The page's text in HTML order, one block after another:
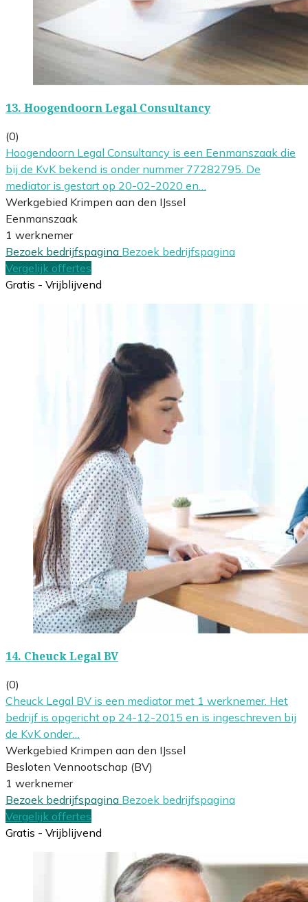
13. Hoogendoorn Legal Consultancy
(0)
Hoogendoorn Legal Consultancy is een Eenmanszaak die
bij de KvK bekend is onder nummer 77282795. De
mediator is gestart op 20-02-2020 en…
Werkgebied Krimpen aan den IJssel
Eenmanszaak
1 werknemer
Bezoek bedrijfspagina Bezoek bedrijfspagina
Vergelijk offertes
Gratis - Vrijblijvend
14. Cheuck Legal BV
(0)
Cheuck Legal BV is een mediator met 1 werknemer. Het
bedrijf is opgericht op 24-12-2015 en is ingeschreven bij
de KvK onder…
Werkgebied Krimpen aan den IJssel
Besloten Vennootschap (BV)
1 werknemer
Bezoek bedrijfspagina Bezoek bedrijfspagina
Vergelijk offertes
Gratis - Vrijblijvend